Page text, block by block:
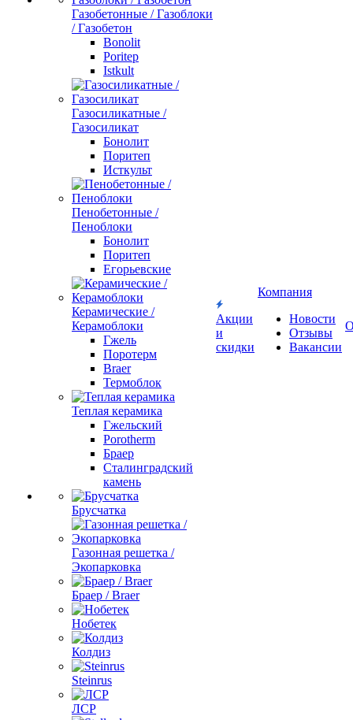
Газобетонные / Газоблоки
/ Газобетон
Bonolit
Poritep
Istkult
Газосиликатные /
Газосиликат
Бонолит
Поритеп
Исткульт
Пенобетонные /
Пеноблоки
Бонолит
Поритеп
Егорьевские
Керамические /
Керамоблоки
Гжель
Поротерм
Braer
Термоблок
Теплая керамика
Гжельский
Porotherm
Браер
Сталинградский
камень
Брусчатка
Газонная решетка /
Экопарковка
Браер / Braer
Нобетек
Колдиз
Steinrus
ЛСР
Акции
и
скидки
Компания
Новости
Отзывы
Вакансии